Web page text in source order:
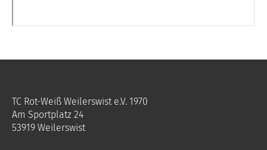
TC Rot-Weiß Weilerswist e.V. 1970
Am Sportplatz 24
53919 Weilerswist